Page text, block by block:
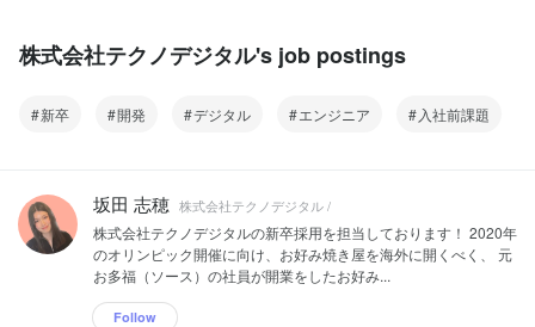
株式会社テクノデジタル's job postings
新卒 開発 デジタル エンジニア 入社前課題
坂田 志穂 株式会社テクノデジタル /
株式会社テクノデジタルの新卒採用を担当しております！ 2020年
のオリンピック開催に向け、お好み焼き屋を海外に開くべく、 元
お多福（ソース）の社員が開業をしたお好み...
Follow